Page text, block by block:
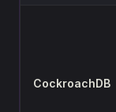
CockroachDB